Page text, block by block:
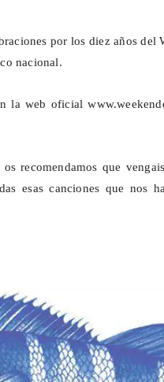
por los diez años del
nacional.
la web oficial
os recomendamos que vengais
esas canciones que nos